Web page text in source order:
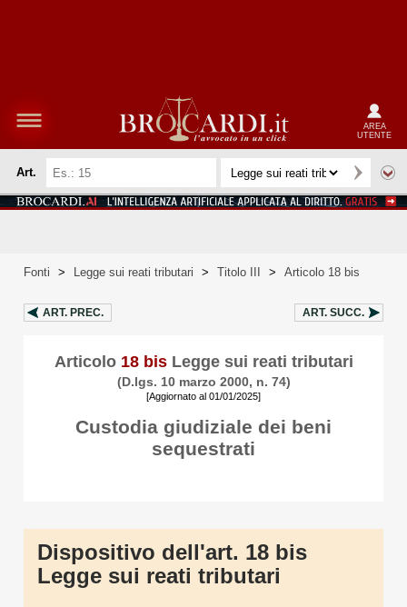
AREA
UTENTE
Art.
Fonti > Legge sui reati tributari > Titolo III > Articolo 18 bis
ART. PREC. ART. SUCC.
Articolo 18 bisLegge sui reati tributari
(D.lgs. 10 marzo 2000, n. 74)
[Aggiornato al 01/01/2025]
Custodia giudiziale dei beni
sequestrati
Dispositivo dell'art. 18 bis
Legge sui reati tributari